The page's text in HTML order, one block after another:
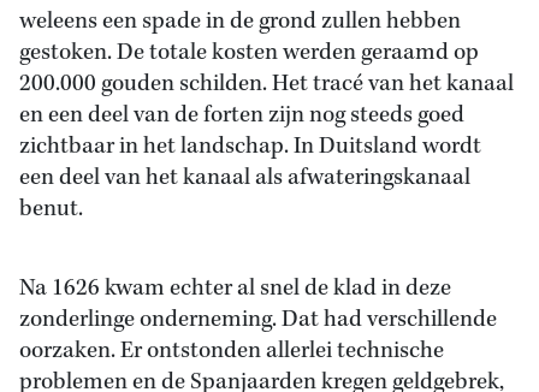
weleens een spade in de grond zullen hebben
gestoken. De totale kosten werden geraamd op
200.000 gouden schilden. Het tracé van het kanaal
en een deel van de forten zijn nog steeds goed
zichtbaar in het landschap. In Duitsland wordt
een deel van het kanaal als afwateringskanaal
benut.
Na 1626 kwam echter al snel de klad in deze
zonderlinge onderneming. Dat had verschillende
oorzaken. Er ontstonden allerlei technische
problemen en de Spanjaarden kregen geldgebrek,